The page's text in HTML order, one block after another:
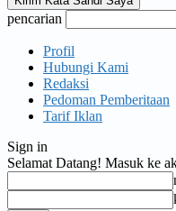
pencarian
Profil
Hubungi Kami
Redaksi
Pedoman Pemberitaan
Tarif Iklan
Sign in
Selamat Datang! Masuk ke